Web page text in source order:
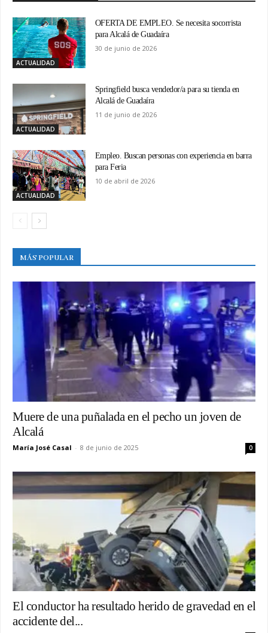
ACTUALIDAD
OFERTA DE EMPLEO. Se necesita socorrista
para Alcalá de Guadaíra
30 de junio de 2026
ACTUALIDAD
Springfield busca vendedor/a para su tienda en
Alcalá de Guadaíra
11 de junio de 2026
ACTUALIDAD
Empleo. Buscan personas con experiencia en barra
para Feria
10 de abril de 2026
MÁS POPULAR
Muere de una puñalada en el pecho un joven de
Alcalá
María José Casal - 8 de junio de 2025 0
El conductor ha resultado herido de gravedad en el
accidente del...